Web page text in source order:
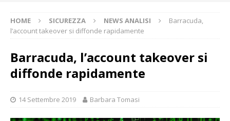
HOME SICUREZZA NEWS ANALISI
Barracuda,
l’account takeover si diffonde rapidamente
Barracuda, l’account takeover si
diffonde rapidamente
14 Settembre 2019 Barbara Tomasi